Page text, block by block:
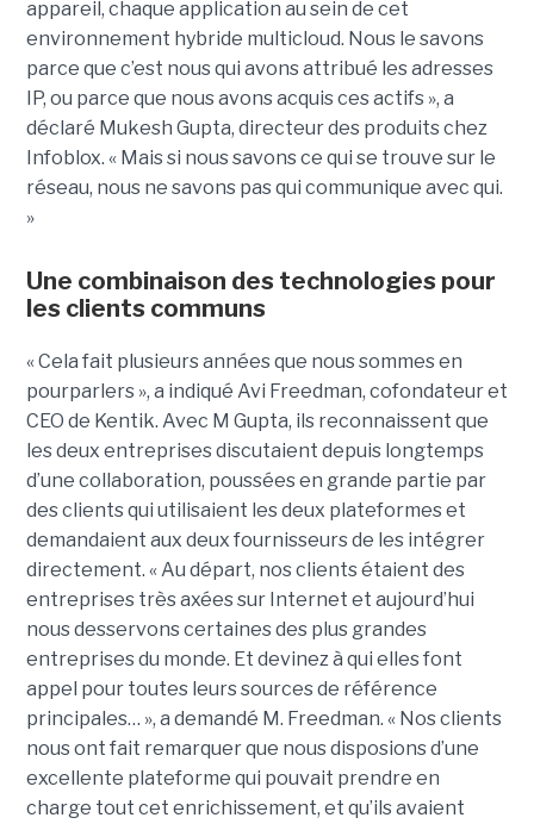
appareil, chaque application au sein de cet
environnement hybride multicloud. Nous le savons
parce que c’est nous qui avons attribué les adresses
IP, ou parce que nous avons acquis ces actifs », a
déclaré Mukesh Gupta, directeur des produits chez
Infoblox. « Mais si nous savons ce qui se trouve sur le
réseau, nous ne savons pas qui communique avec qui.
»
Une combinaison des technologies pour
les clients communs
« Cela fait plusieurs années que nous sommes en
pourparlers », a indiqué Avi Freedman, cofondateur et
CEO de Kentik. Avec M Gupta, ils reconnaissent que
les deux entreprises discutaient depuis longtemps
d’une collaboration, poussées en grande partie par
des clients qui utilisaient les deux plateformes et
demandaient aux deux fournisseurs de les intégrer
directement. « Au départ, nos clients étaient des
entreprises très axées sur Internet et aujourd’hui
nous desservons certaines des plus grandes
entreprises du monde. Et devinez à qui elles font
appel pour toutes leurs sources de référence
principales… », a demandé M. Freedman. « Nos clients
nous ont fait remarquer que nous disposions d’une
excellente plateforme qui pouvait prendre en
charge tout cet enrichissement, et qu’ils avaient